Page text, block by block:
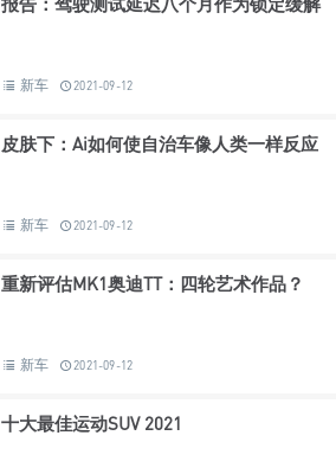
新车 2021-09-12
皮肤下：Ai如何使自治车像人类一样反应
新车 2021-09-12
重新评估MK1奥迪TT：四轮艺术作品？
新车 2021-09-12
十大最佳运动SUV 2021